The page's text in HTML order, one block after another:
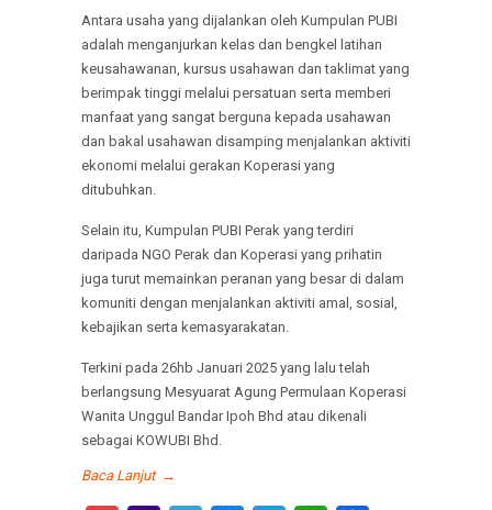
Antara usaha yang dijalankan oleh Kumpulan PUBI
adalah menganjurkan kelas dan bengkel latihan
keusahawanan, kursus usahawan dan taklimat yang
berimpak tinggi melalui persatuan serta memberi
manfaat yang sangat berguna kepada usahawan
dan bakal usahawan disamping menjalankan aktiviti
ekonomi melalui gerakan Koperasi yang
ditubuhkan.
Selain itu, Kumpulan PUBI Perak yang terdiri
daripada NGO Perak dan Koperasi yang prihatin
juga turut memainkan peranan yang besar di dalam
komuniti dengan menjalankan aktiviti amal, sosial,
kebajikan serta kemasyarakatan.
Terkini pada 26hb Januari 2025 yang lalu telah
berlangsung Mesyuarat Agung Permulaan Koperasi
Wanita Unggul Bandar Ipoh Bhd atau dikenali
sebagai KOWUBI Bhd.
Baca Lanjut →